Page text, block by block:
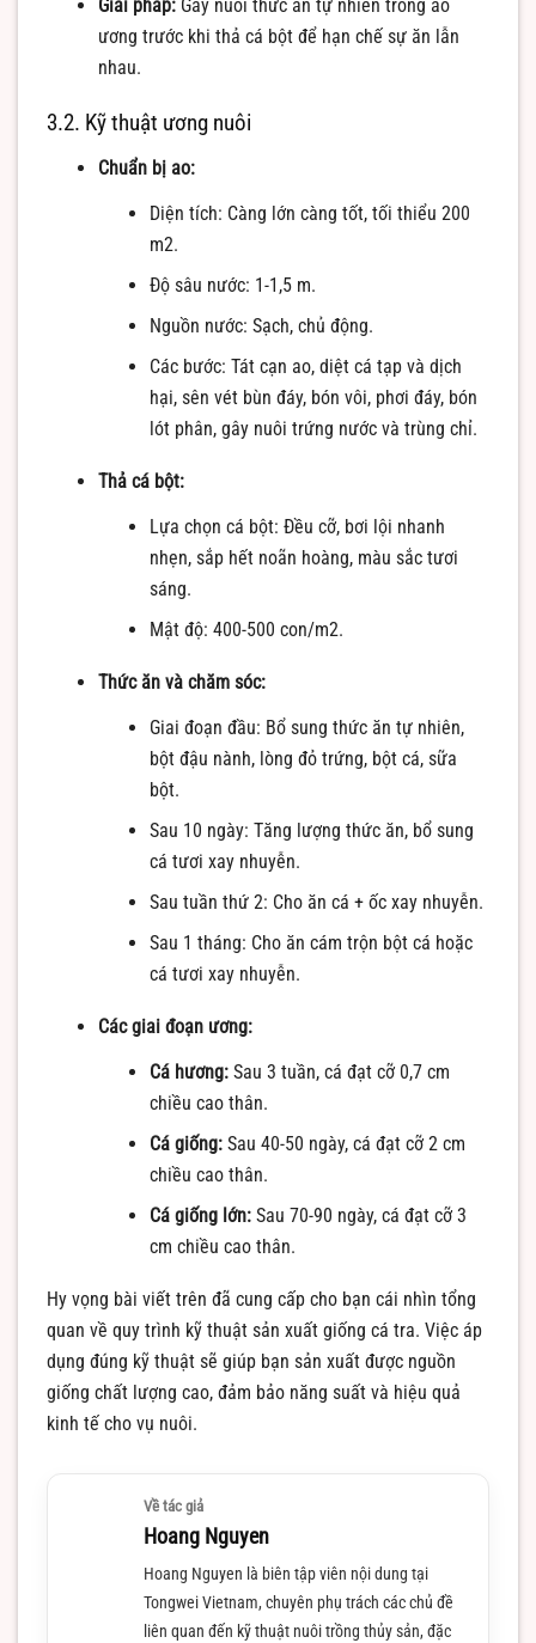
Giải pháp:Gây nuôi thức ăn tự nhiên trong ao
ương trước khi thả cá bột để hạn chế sự ăn lẫn
nhau.
3.2. Kỹ thuật ương nuôi
Chuẩn bị ao:
Diện tích: Càng lớn càng tốt, tối thiểu 200
m2.
Độ sâu nước: 1-1,5 m.
Nguồn nước: Sạch, chủ động.
Các bước: Tát cạn ao, diệt cá tạp và dịch
hại, sên vét bùn đáy, bón vôi, phơi đáy, bón
lót phân, gây nuôi trứng nước và trùng chỉ.
Thả cá bột:
Lựa chọn cá bột: Đều cỡ, bơi lội nhanh
nhẹn, sắp hết noãn hoàng, màu sắc tươi
sáng.
Mật độ: 400-500 con/m2.
Thức ăn và chăm sóc:
Giai đoạn đầu: Bổ sung thức ăn tự nhiên,
bột đậu nành, lòng đỏ trứng, bột cá, sữa
bột.
Sau 10 ngày: Tăng lượng thức ăn, bổ sung
cá tươi xay nhuyễn.
Sau tuần thứ 2: Cho ăn cá + ốc xay nhuyễn.
Sau 1 tháng: Cho ăn cám trộn bột cá hoặc
cá tươi xay nhuyễn.
Các giai đoạn ương:
Cá hương:Sau 3 tuần, cá đạt cỡ 0,7 cm
chiều cao thân.
Cá giống:Sau 40-50 ngày, cá đạt cỡ 2 cm
chiều cao thân.
Cá giống lớn:Sau 70-90 ngày, cá đạt cỡ 3
cm chiều cao thân.
Hy vọng bài viết trên đã cung cấp cho bạn cái nhìn tổng
quan về quy trình kỹ thuật sản xuất giống cá tra. Việc áp
dụng đúng kỹ thuật sẽ giúp bạn sản xuất được nguồn
giống chất lượng cao, đảm bảo năng suất và hiệu quả
kinh tế cho vụ nuôi.
Về tác giả
Hoang Nguyen
Hoang Nguyen là biên tập viên nội dung tại
Tongwei Vietnam, chuyên phụ trách các chủ đề
liên quan đến kỹ thuật nuôi trồng thủy sản, đặc